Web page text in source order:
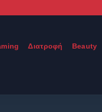
Διατροφή Beauty